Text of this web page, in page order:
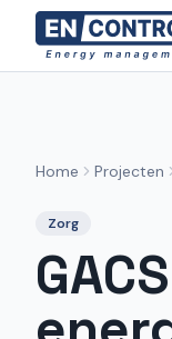
Home Projecten
Zorg